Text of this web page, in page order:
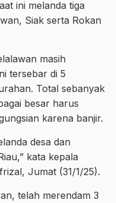
ini melanda tiga
Siak serta Rokan
masih
tersebar di 5
Total sebanyak
besar harus
karena banjir.
desa dan
kata kepala
Jumat (31/1/25).
telah merendam 3